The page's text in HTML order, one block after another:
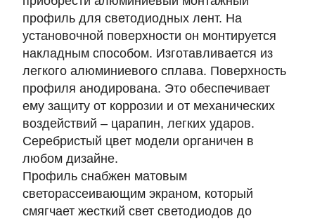
профиль для светодиодных лент. На
установочной поверхности он монтируется
накладным способом. Изготавливается из
легкого алюминиевого сплава. Поверхность
профиля анодирована. Это обеспечивает
ему защиту от коррозии и от механических
воздействий – царапин, легких ударов.
Серебристый цвет модели органичен в
любом дизайне.
Профиль снабжен матовым
светорассеивающим экраном, который
смягчает жесткий свет светодиодов до